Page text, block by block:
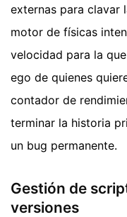
externas para clavar
motor de físicas
velocidad para la
ego de quienes
contador de
terminar la historia
un bug permanente.
Gestión de
versiones